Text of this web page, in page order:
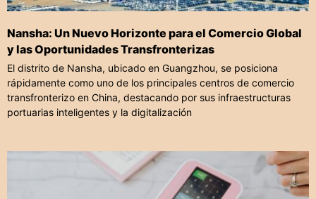
Nansha: Un Nuevo Horizonte para el Comercio Global
y las Oportunidades Transfronterizas
El distrito de Nansha, ubicado en Guangzhou, se posiciona
rápidamente como uno de los principales centros de comercio
transfronterizo en China, destacando por sus infraestructuras
portuarias inteligentes y la digitalización